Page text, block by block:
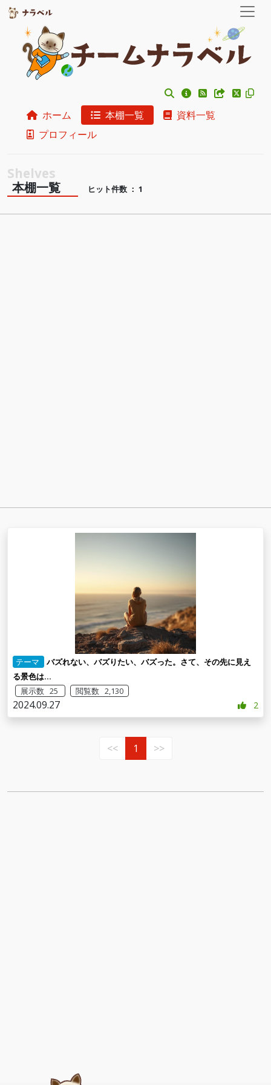
ホーム 本棚一覧
資料一覧
プロフィール
本棚一覧 ヒット件数 ： 1
テーマ
バズれない、バズりたい、バズった。さて、その先に見え
る景色は...
展示数 25
閲覧数 2,130
2024.09.27 2
<< 1 >>